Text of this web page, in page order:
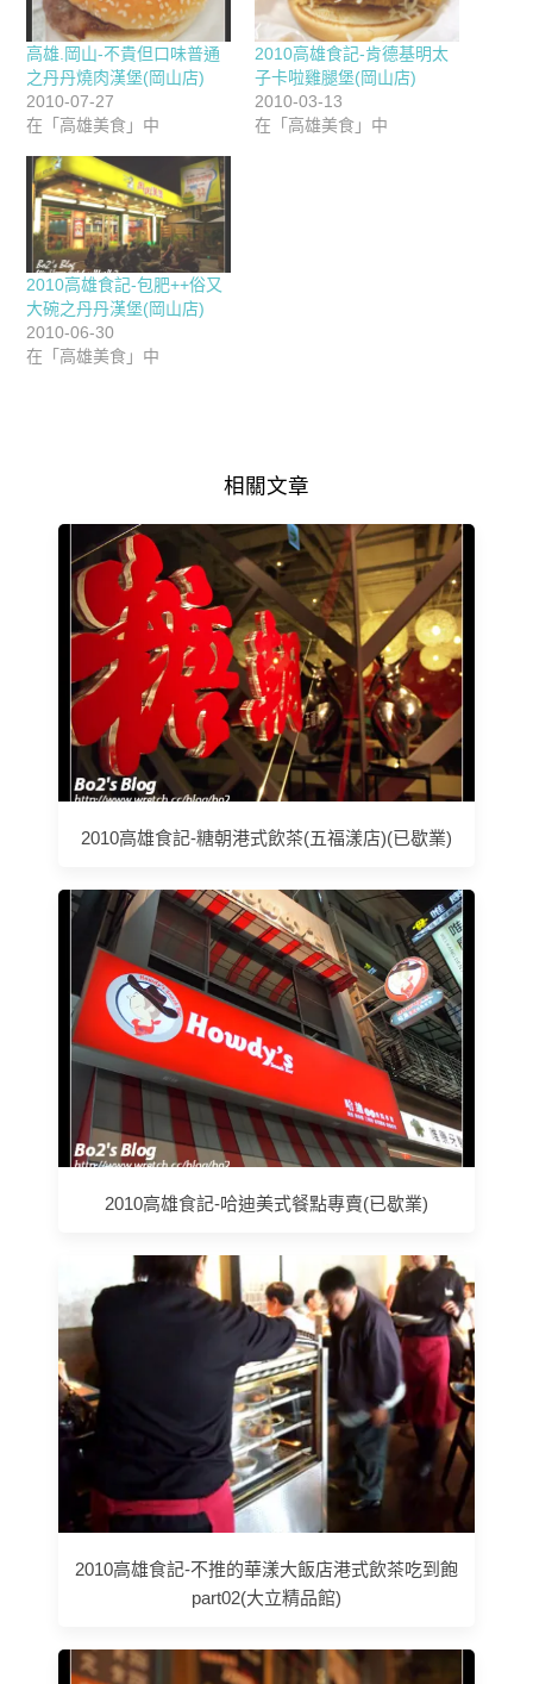
高雄.岡山-不貴但口味普通
之丹丹燒肉漢堡(岡山店)
2010-07-27
在「高雄美食」中
2010高雄食記-肯德基明太
子卡啦雞腿堡(岡山店)
2010-03-13
在「高雄美食」中
2010高雄食記-包肥++俗又
大碗之丹丹漢堡(岡山店)
2010-06-30
在「高雄美食」中
相關文章
2010高雄食記-糖朝港式飲茶(五福漾店)(已歇業)
2010高雄食記-哈迪美式餐點專賣(已歇業)
2010高雄食記-不推的華漾大飯店港式飲茶吃到飽
part02(大立精品館)